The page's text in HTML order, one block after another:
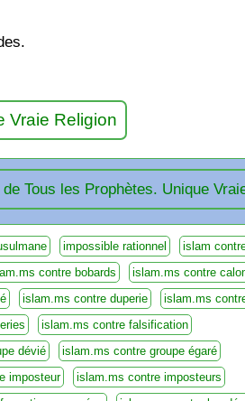
Vraie Religion
Tous les Prophètes. Unique
impossible rationnel
islam
contre bobards
islam.ms contre
islam.ms contre duperie
islam.ms
islam.ms contre falsification
dévié
islam.ms contre groupe égaré
imposteur
islam.ms contre imposteurs